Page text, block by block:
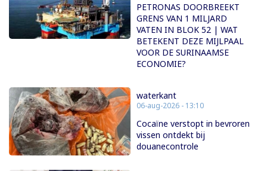
PETRONAS DOORBREEKT
GRENS VAN 1 MILJARD
VATEN IN BLOK 52 | WAT
BETEKENT DEZE MIJLPAAL
VOOR DE SURINAAMSE
ECONOMIE?
waterkant
06-aug-2026 - 13:10
Cocaïne verstopt in bevroren
vissen ontdekt bij
douanecontrole